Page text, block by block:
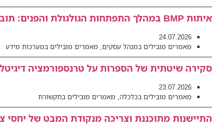
איתות BMP במהלך התפתחות הגולגולת והפנים: תובנות חדשות למנגנונים פתולוגיים המובילים לאנומליות קרניופציאליות
24.07.2026
מאמרים מובילים במנהל עסקים, מאמרים מובילים במערכות מידע
סקירה שיטתית של הספרות על טרנספורמציה
23.07.2026
מאמרים מובילים בכלכלה, מאמרים מובילים בתקשורת
התיישנות מתוכננת וצריכה מנקודת המבט של יחסי